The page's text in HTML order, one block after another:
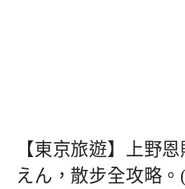
【東京旅遊】上野
えん，散步全攻略